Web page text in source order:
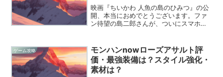
映画『ちいかわ 人魚の島のひみつ』の公
開、本当におめでとうございます。ファ
ン待望の島二郎さんが、ついにスマホア
なっていますね。あのたくましい背中
と、カレーや貝汁を振る舞う...
ゲーム攻略
モンハンnowローズアサルト評
価・最強装備は？スタイル強化・
素材は？